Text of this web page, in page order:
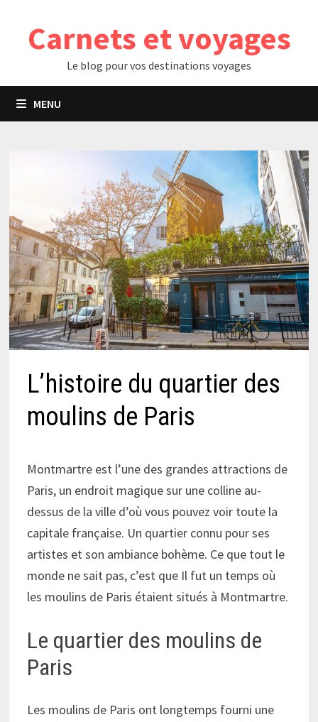
contenuCarnets et voyages
Le blog pour vos destinations voyages
MENU
L’histoire du quartier des
moulins de Paris
Montmartre est l’une des grandes attractions de
Paris, un endroit magique sur une colline au-
dessus de la ville d’où vous pouvez voir toute la
capitale française. Un quartier connu pour ses
artistes et son ambiance bohème. Ce que tout le
monde ne sait pas, c’est que Il fut un temps où
les moulins de Paris étaient situés à Montmartre.
Le quartier des moulins de
Paris
Les moulins de Paris ont longtemps fourni une